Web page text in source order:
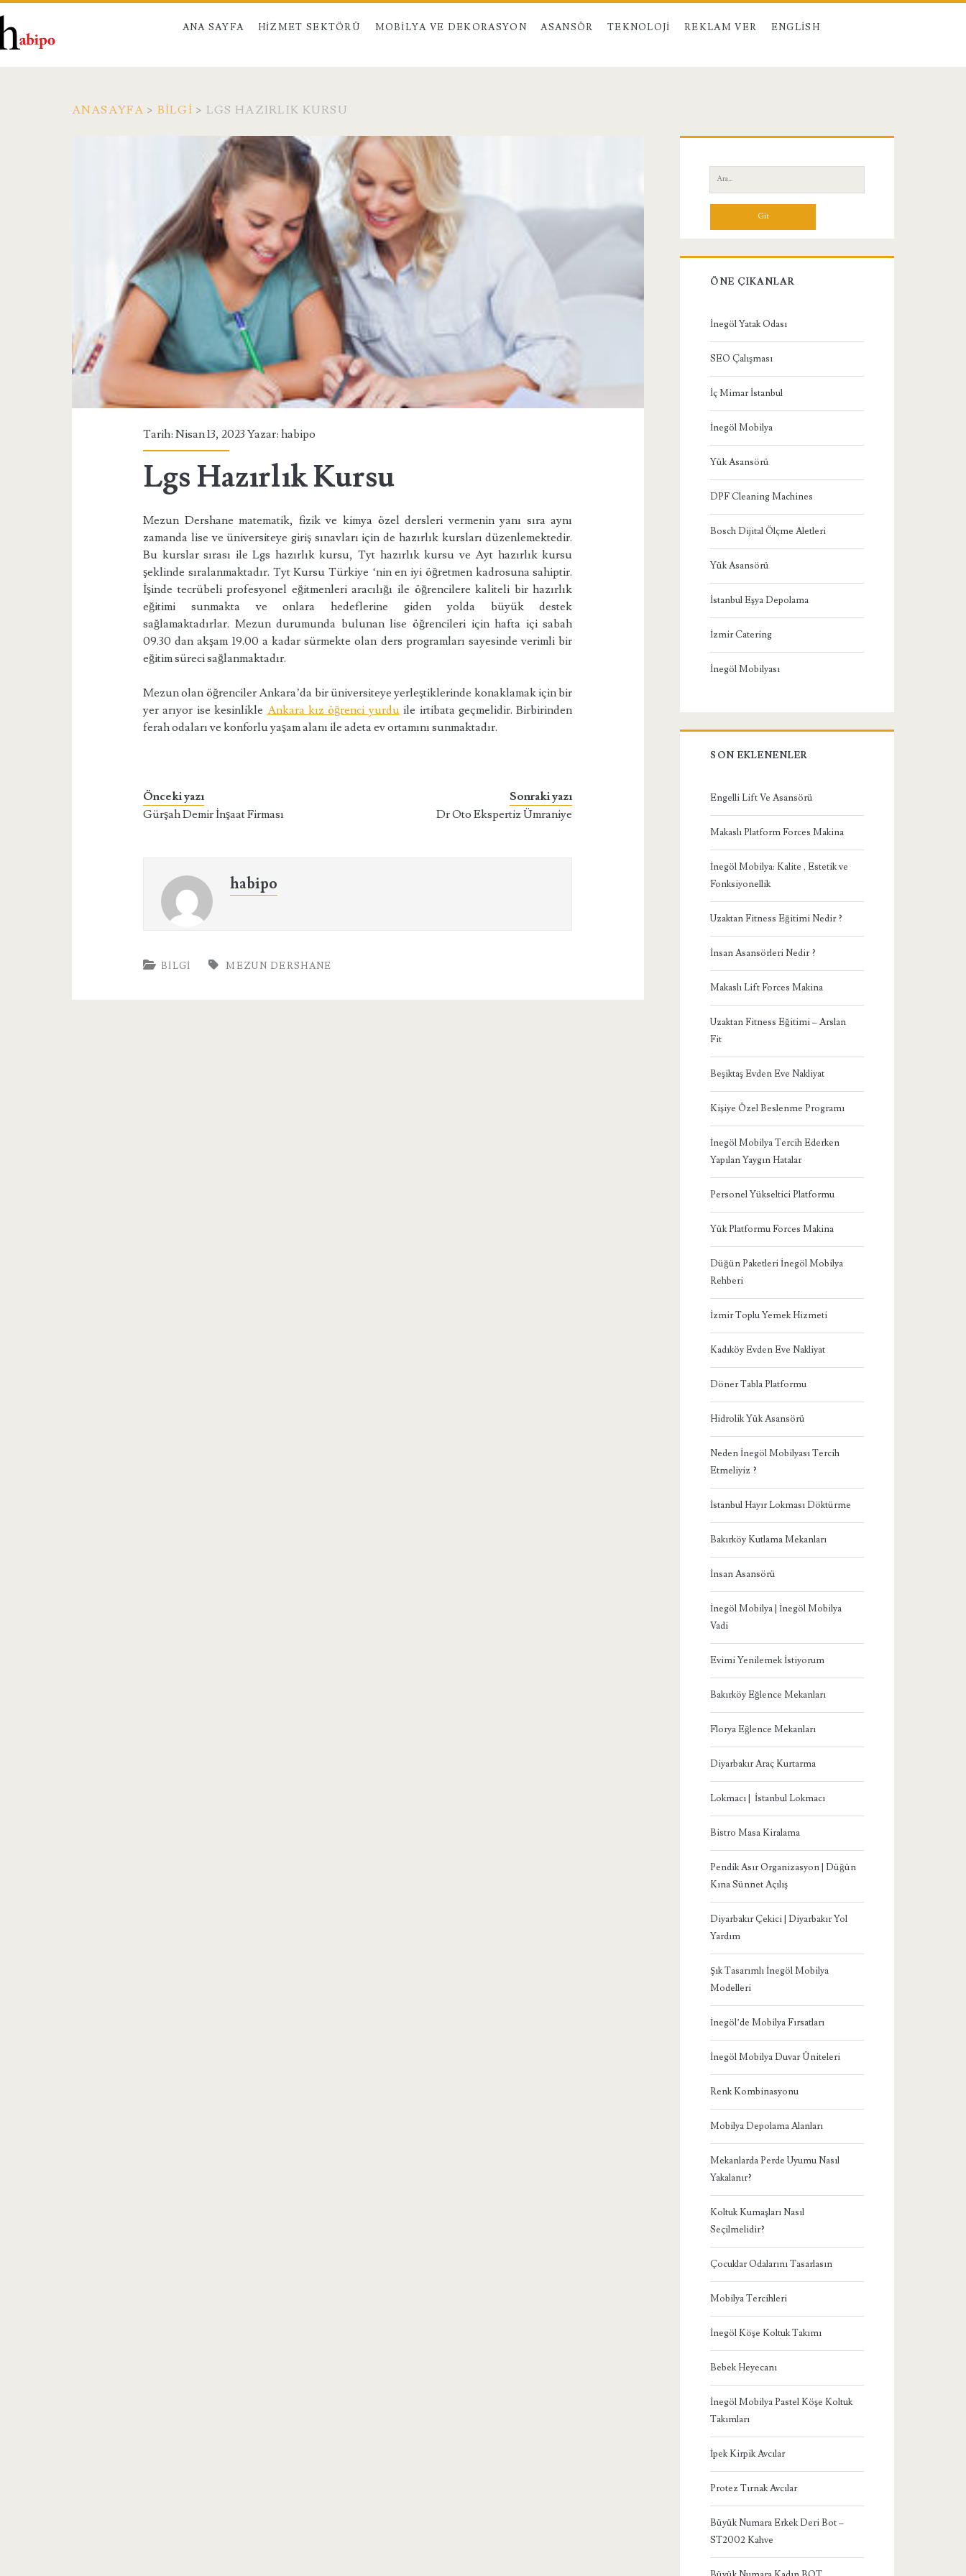
ANA SAYFA HIZMET SEKTÖRÜ MOBILYA VE DEKORASYON ASANSÖR TEKNOLOJI REKLAM VER ENGLISH
ANASAYFA > BILGI > LGS HAZIRLIK KURSU
Tarih: Nisan 13, 2023 Yazar:habipo
Lgs Hazırlık Kursu
Mezun Dershane matematik, fizik ve kimya özel dersleri vermenin yanı sıra aynı
zamanda lise ve üniversiteye giriş sınavları için de hazırlık kursları düzenlemektedir.
Bu kurslar sırası ile Lgs hazırlık kursu, Tyt hazırlık kursu ve Ayt hazırlık kursu
şeklinde sıralanmaktadır. Tyt Kursu Türkiye ‘nin en iyi öğretmen kadrosuna sahiptir.
İşinde tecrübeli profesyonel eğitmenleri aracılığı ile öğrencilere kaliteli bir hazırlık
eğitimi sunmakta ve onlara hedeflerine giden yolda büyük destek
sağlamaktadırlar. Mezun durumunda bulunan lise öğrencileri için hafta içi sabah
09.30 dan akşam 19.00 a kadar sürmekte olan ders programları sayesinde verimli bir
eğitim süreci sağlanmaktadır.
Mezun olan öğrenciler Ankara’da bir üniversiteye yerleştiklerinde konaklamak için bir
yer arıyor ise kesinlikle Ankara kız öğrenci yurduile irtibata geçmelidir. Birbirinden
ferah odaları ve konforlu yaşam alanı ile adeta ev ortamını sunmaktadır.
Önceki yazı
Gürşah Demir İnşaat Firması
Sonraki yazı
Dr Oto Ekspertiz Ümraniye
habipo
BILGI MEZUN DERSHANE
Yan
Menü
Ara:
ÖNE ÇIKANLAR
İnegöl Yatak Odası
SEO Çalışması
İç Mimar İstanbul
İnegöl Mobilya
Yük Asansörü
DPF Cleaning Machines
Bosch Dijital Ölçme Aletleri
Yük Asansörü
İstanbul Eşya Depolama
İzmir Catering
İnegöl Mobilyası
SON EKLENENLER
Engelli Lift Ve Asansörü
Makaslı Platform Forces Makina
İnegöl Mobilya: Kalite , Estetik ve
Fonksiyonellik
Uzaktan Fitness Eğitimi Nedir ?
İnsan Asansörleri Nedir ?
Makaslı Lift Forces Makina
Uzaktan Fitness Eğitimi – Arslan
Fit
Beşiktaş Evden Eve Nakliyat
Kişiye Özel Beslenme Programı
İnegöl Mobilya Tercih Ederken
Yapılan Yaygın Hatalar
Personel Yükseltici Platformu
Yük Platformu Forces Makina
Düğün Paketleri İnegöl Mobilya
Rehberi
İzmir Toplu Yemek Hizmeti
Kadıköy Evden Eve Nakliyat
Döner Tabla Platformu
Hidrolik Yük Asansörü
Neden İnegöl Mobilyası Tercih
Etmeliyiz ?
İstanbul Hayır Lokması Döktürme
Bakırköy Kutlama Mekanları
İnsan Asansörü
İnegöl Mobilya | İnegöl Mobilya
Vadi
Evimi Yenilemek İstiyorum
Bakırköy Eğlence Mekanları
Florya Eğlence Mekanları
Diyarbakır Araç Kurtarma
Lokmacı | İstanbul Lokmacı
Bistro Masa Kiralama
Pendik Asır Organizasyon | Düğün
Kına Sünnet Açılış
Diyarbakır Çekici | Diyarbakır Yol
Yardım
Şık Tasarımlı İnegöl Mobilya
Modelleri
İnegöl’de Mobilya Fırsatları
İnegöl Mobilya Duvar Üniteleri
Renk Kombinasyonu
Mobilya Depolama Alanları
Mekanlarda Perde Uyumu Nasıl
Yakalanır?
Koltuk Kumaşları Nasıl
Seçilmelidir?
Çocuklar Odalarını Tasarlasın
Mobilya Tercihleri
İnegöl Köşe Koltuk Takımı
Bebek Heyecanı
İnegöl Mobilya Pastel Köşe Koltuk
Takımları
İpek Kirpik Avcılar
Protez Tırnak Avcılar
Büyük Numara Erkek Deri Bot –
ST2002 Kahve